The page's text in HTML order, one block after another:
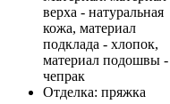
верха - натуральная
кожа, материал
подклада - хлопок,
материал подошвы -
чепрак
Отделка: пряжка